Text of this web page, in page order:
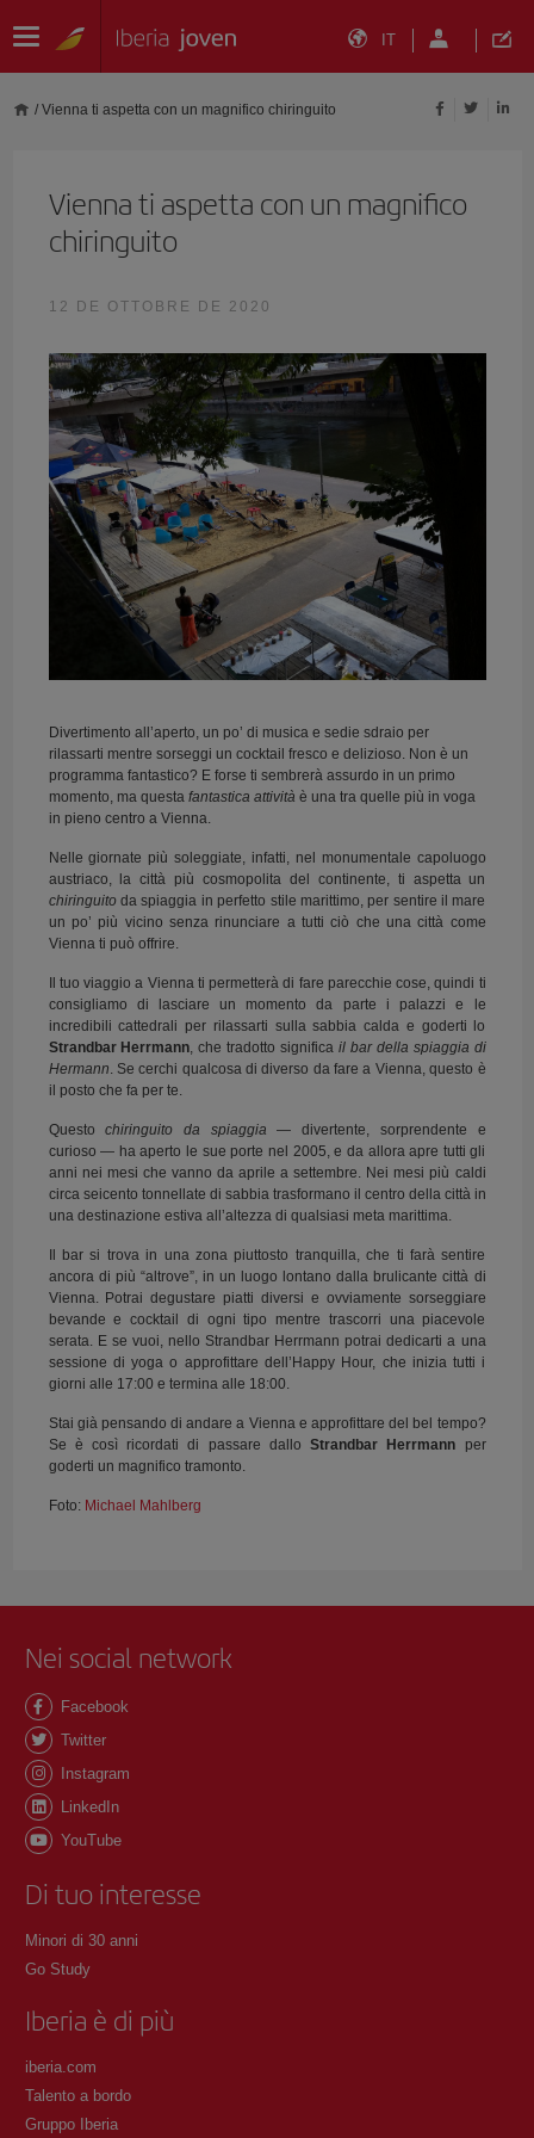
IT
/ Vienna ti aspetta con un magnifico chiringuito
Vienna ti aspetta con un magnifico
chiringuito
12 DE OTTOBRE DE 2020
Divertimento all’aperto, un po’ di musica e sedie sdraio per
rilassarti mentre sorseggi un cocktail fresco e delizioso. Non è un
programma fantastico? E forse ti sembrerà assurdo in un primo
momento, ma questa fantastica attività è una tra quelle più in voga
in pieno centro a Vienna.
Nelle giornate più soleggiate, infatti, nel monumentale capoluogo
austriaco, la città più cosmopolita del continente, ti aspetta un
chiringuitoda spiaggia in perfetto stile marittimo, per sentire il mare
un po’ più vicino senza rinunciare a tutti ciò che una città come
Vienna ti può offrire.
Il tuo viaggio a Vienna ti permetterà di fare parecchie cose, quindi ti
consigliamo di lasciare un momento da parte i palazzi e le
incredibili cattedrali per rilassarti sulla sabbia calda e goderti lo
Strandbar Herrmann, che tradotto significa il bar della spiaggia di
Hermann. Se cerchi qualcosa di diverso da fare a Vienna, questo è
il posto che fa per te.
Questochiringuito da spiaggia — divertente, sorprendente e
curioso — ha aperto le sue porte nel 2005, e da allora apre tutti gli
anni nei mesi che vanno da aprile a settembre. Nei mesi più caldi
circa seicento tonnellate di sabbia trasformano il centro della città in
una destinazione estiva all’altezza di qualsiasi meta marittima.
Il bar si trova in una zona piuttosto tranquilla, che ti farà sentire
ancora di più “altrove”, in un luogo lontano dalla brulicante città di
Vienna. Potrai degustare piatti diversi e ovviamente sorseggiare
bevande e cocktail di ogni tipo mentre trascorri una piacevole
serata. E se vuoi, nello Strandbar Herrmann potrai dedicarti a una
sessione di yoga o approfittare dell’Happy Hour, che inizia tutti i
giorni alle 17:00 e termina alle 18:00.
Stai già pensando di andare a Vienna e approfittare del bel tempo?
Se è così ricordati di passare dalloStrandbar Herrmann per
goderti un magnifico tramonto.
Foto: Michael Mahlberg
Nei social network
Facebook
Twitter
Instagram
LinkedIn
YouTube
Di tuo interesse
Minori di 30 anni
Go Study
Iberia è di più
iberia.com
Talento a bordo
Gruppo Iberia